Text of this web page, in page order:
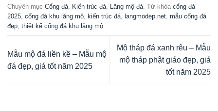
Chuyên mục Cổng đá, Kiến trúc đá, Lăng mộ đá. Từ khóa cổng đá
2025, cổng đá khu lăng mộ, kiến trúc đá, langmodep.net, mẫu cổng đá
đẹp, thiết kế cổng đá khu lăng mộ.
Mẫu mộ đá liền kề – Mẫu mộ
đá đẹp, giá tốt năm 2025
Mộ tháp đá xanh rêu – Mẫu
mộ tháp phật giáo đẹp, giá
tốt năm 2025